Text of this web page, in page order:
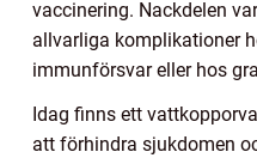
vaccinering. Nackdelen
allvarliga komplikationer
immunförsvar eller hos
Idag finns ett
att förhindra sjukdomen